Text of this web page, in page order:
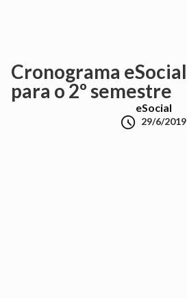
Cronograma
para o 2º semestre
eSocial
 29/6/2019